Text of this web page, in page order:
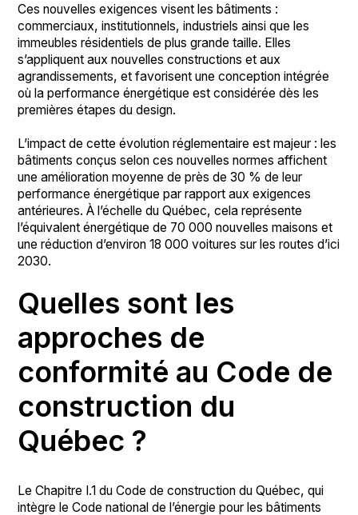
Ces nouvelles exigences visent les bâtiments :
commerciaux, institutionnels, industriels ainsi que les
immeubles résidentiels de plus grande taille. Elles
s’appliquent aux nouvelles constructions et aux
agrandissements, et favorisent une conception intégrée
où la performance énergétique est considérée dès les
premières étapes du design.
L’impact de cette évolution réglementaire est majeur : les
bâtiments conçus selon ces nouvelles normes affichent
une amélioration moyenne de près de 30 % de leur
performance énergétique par rapport aux exigences
antérieures. À l’échelle du Québec, cela représente
l’équivalent énergétique de 70 000 nouvelles maisons et
une réduction d’environ 18 000 voitures sur les routes d’ici
2030.
Quelles sont les
approches de
conformité au Code de
construction du
Québec ?
Le Chapitre I.1 du Code de construction du Québec, qui
intègre le Code national de l’énergie pour les bâtiments